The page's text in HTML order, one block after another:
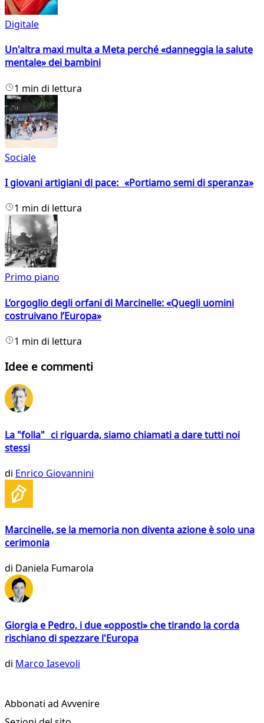
Digitale
Un'altra maxi multa a Meta perché «danneggia la salute
mentale» dei bambini
1 min di lettura
Sociale
I giovani artigiani di pace: «Portiamo semi di speranza»
1 min di lettura
Primo piano
L’orgoglio degli orfani di Marcinelle: «Quegli uomini
costruivano l’Europa»
1 min di lettura
Idee e commenti
La "folla" ci riguarda, siamo chiamati a dare tutti noi
stessi
di Enrico Giovannini
Marcinelle, se la memoria non diventa azione è solo una
cerimonia
di Daniela Fumarola
Giorgia e Pedro, i due «opposti» che tirando la corda
rischiano di spezzare l'Europa
di Marco Iasevoli
Abbonati ad Avvenire